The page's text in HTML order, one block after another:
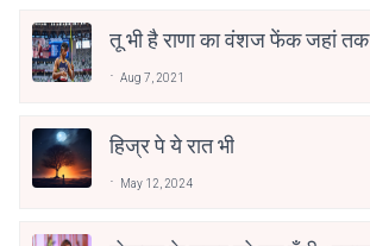
तू भी है राणा का वंशज फेंक जहां तक
Aug 7, 2021
हिज्र पे ये रात भी
May 12, 2024